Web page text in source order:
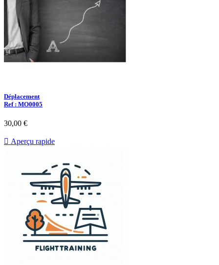
Déplacement
Ref : MO0005
30,00 €
 Aperçu rapide